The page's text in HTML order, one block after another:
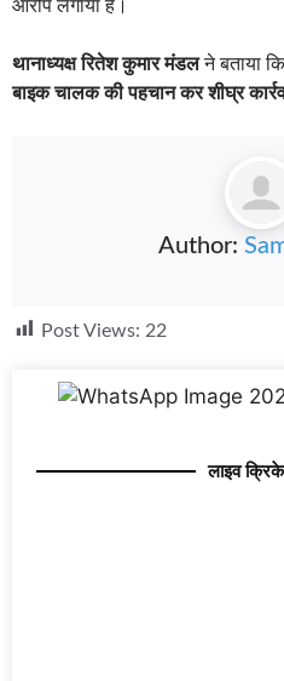
आरोप लगाया है।
थानाध्यक्ष रितेश कुमार मंडलने बताया
बाइक चालक की पहचान कर शीघ्र
Author:
Post Views: 22
लाइव